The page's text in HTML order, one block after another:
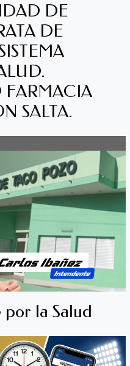
DE
DE
FARMACIA
SALTA.
por la Salud